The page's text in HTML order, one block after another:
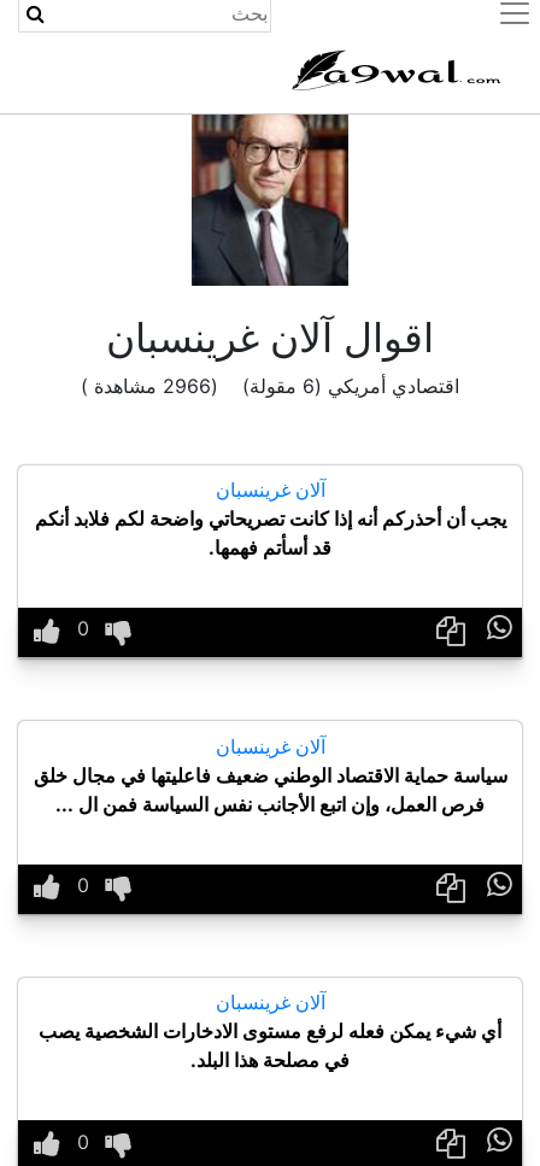
(current)
اقوال آلان غرينسبان
اقتصادي أمريكي (6 مقولة) (2966 مشاهدة )
آلان غرينسبان
يجب أن أحذركم أنه إذا كانت تصريحاتي واضحة لكم فلابد أنكم
قد أسأتم فهمها.

آلان غرينسبان
سياسة حماية الاقتصاد الوطني ضعيف فاعليتها في مجال خلق
فرص العمل، وإن اتبع الأجانب نفس السياسة فمن ال ...

آلان غرينسبان
أي شيء يمكن فعله لرفع مستوى الادخارات الشخصية يصب
في مصلحة هذا البلد.
